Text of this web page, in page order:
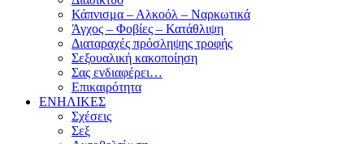
Κάπνισμα – Αλκοόλ – Ναρκωτικά
Άγχος – Φοβίες – Κατάθλιψη
Διαταραχές πρόσληψης τροφής
Σεξουαλική κακοποίηση
Σας ενδιαφέρει…
Επικαιρότητα
ΕΝΗΛΙΚΕΣ
Σχέσεις
Σεξ